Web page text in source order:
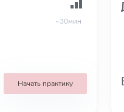
~30мин
Начать практику